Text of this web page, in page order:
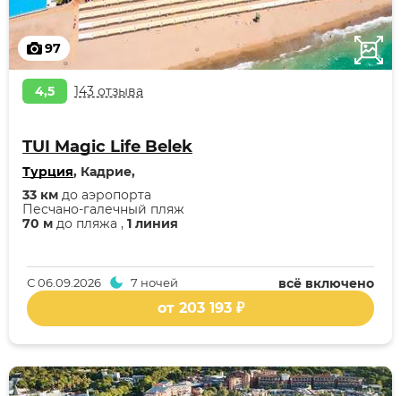
97
4,5 143 отзыва
TUI Magic Life Belek
Турция, Кадрие,
70 м до пляжа , 1 линия
Песчано-галечный пляж
33 км до аэропорта
всё включено
С06.09.2026 7 ночей
от 203 193 ₽